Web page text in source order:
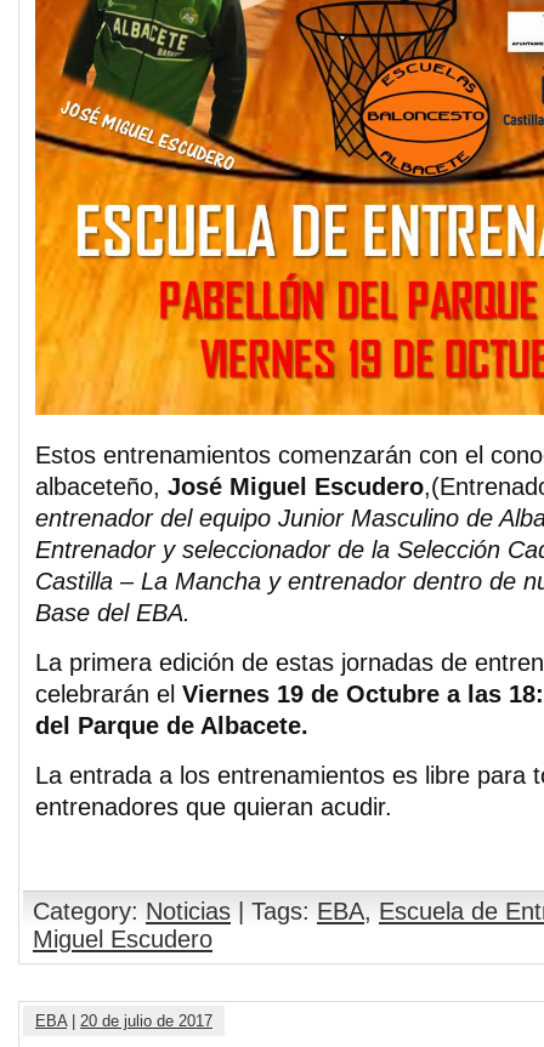
Estos entrenamientos comenzarán con el
albaceteño, José Miguel Escudero
entrenador del equipo Junior Masculino de
Entrenador y seleccionador de la Selección
Castilla – La Mancha y entrenador dentro de
Base del EBA.
La primera edición de estas jornadas de
celebrarán el Viernes 19 de Octubre a las
del Parque de Albacete.
La entrada a los entrenamientos es libre para
entrenadores que quieran acudir.
Category: Noticias | Tags: EBA, Escuela de
Miguel Escudero
EBA| 20 de julio de 2017